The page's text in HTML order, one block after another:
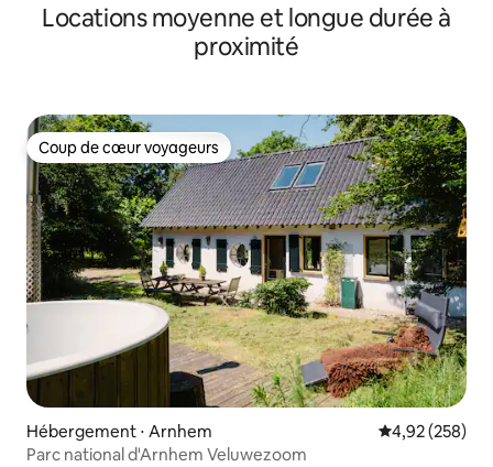
Locations moyenne et longue durée à
proximité
Coup de cœur voyageurs
Coup de cœur voyageurs
Hébergement ⋅ Arnhem Évaluation
4,92 (258)
Parc national d'Arnhem Veluwezoom